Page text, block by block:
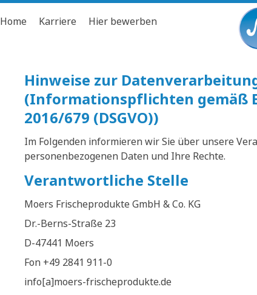
Home Karriere Hier bewerben
Hinweise zur
(Informationspflichten gemäß
2016/679 (DSGVO))
Im Folgenden informieren wir Sie über unsere
personenbezogenen Daten und Ihre Rechte.
Verantwortliche Stelle
Moers Frischeprodukte GmbH & Co. KG
Dr.-Berns-Straße 23
D-47441 Moers
Fon +49 2841 911-0
info[a]moers-frischeprodukte.de